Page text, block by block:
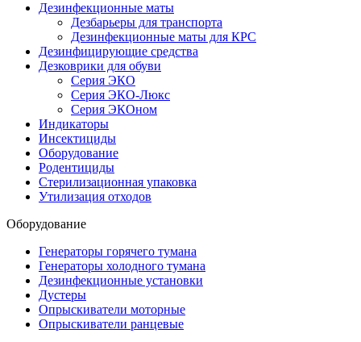
Дезинфекционные маты
Дезбарьеры для транспорта
Дезинфекционные маты для КРС
Дезинфицирующие средства
Дезковрики для обуви
Серия ЭКО
Серия ЭКО-Люкс
Серия ЭКОном
Индикаторы
Инсектициды
Оборудование
Родентициды
Стерилизационная упаковка
Утилизация отходов
Оборудование
Генераторы горячего тумана
Генераторы холодного тумана
Дезинфекционные установки
Дустеры
Опрыскиватели моторные
Опрыскиватели ранцевые